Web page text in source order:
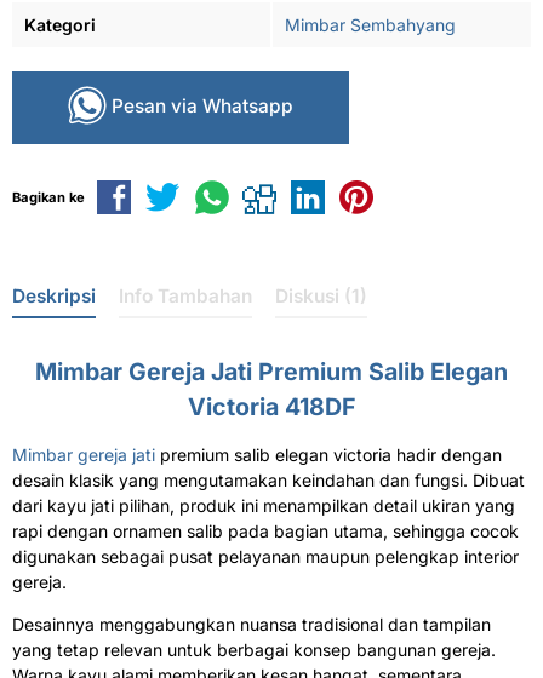
Kategori Mimbar Sembahyang
Pesan via Whatsapp
Bagikan ke
Deskripsi Info Tambahan Diskusi (1)
Mimbar Gereja Jati Premium Salib Elegan
Victoria 418DF
Mimbar gereja jati premium salib elegan victoria hadir dengan
desain klasik yang mengutamakan keindahan dan fungsi. Dibuat
dari kayu jati pilihan, produk ini menampilkan detail ukiran yang
rapi dengan ornamen salib pada bagian utama, sehingga cocok
digunakan sebagai pusat pelayanan maupun pelengkap interior
gereja.
Desainnya menggabungkan nuansa tradisional dan tampilan
yang tetap relevan untuk berbagai konsep bangunan gereja.